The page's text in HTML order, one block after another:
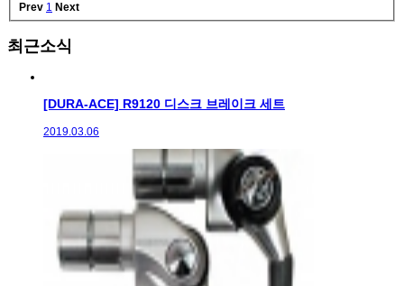
Prev 1 Next
최근소식
[DURA-ACE] R9120 디스크 브레이크 세트
2019.03.06